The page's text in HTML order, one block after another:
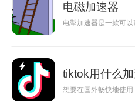
电磁加速器
电掣加速器是一款可
tiktok用什么
想要在国外畅快地使